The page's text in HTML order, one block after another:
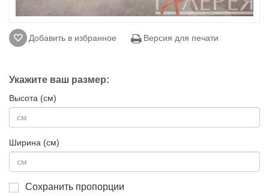
Добавить в избранное Версия для печати
Укажите ваш размер:
Высота (см)
Ширина (см)
Сохранить пропорции